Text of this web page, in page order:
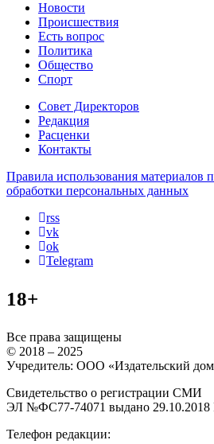
Новости
Происшествия
Есть вопрос
Политика
Общество
Спорт
Совет Директоров
Редакция
Расценки
Контакты
Правила использования материалов
обработки персональных данных
rss
vk
ok
Telegram
18+
Все права защищены
© 2018 – 2025
Учредитель: ООО «Издательский
Свидетельство о регистрации СМИ
ЭЛ №ФС77-74071 выдано 29.10.2018
Телефон редакции: